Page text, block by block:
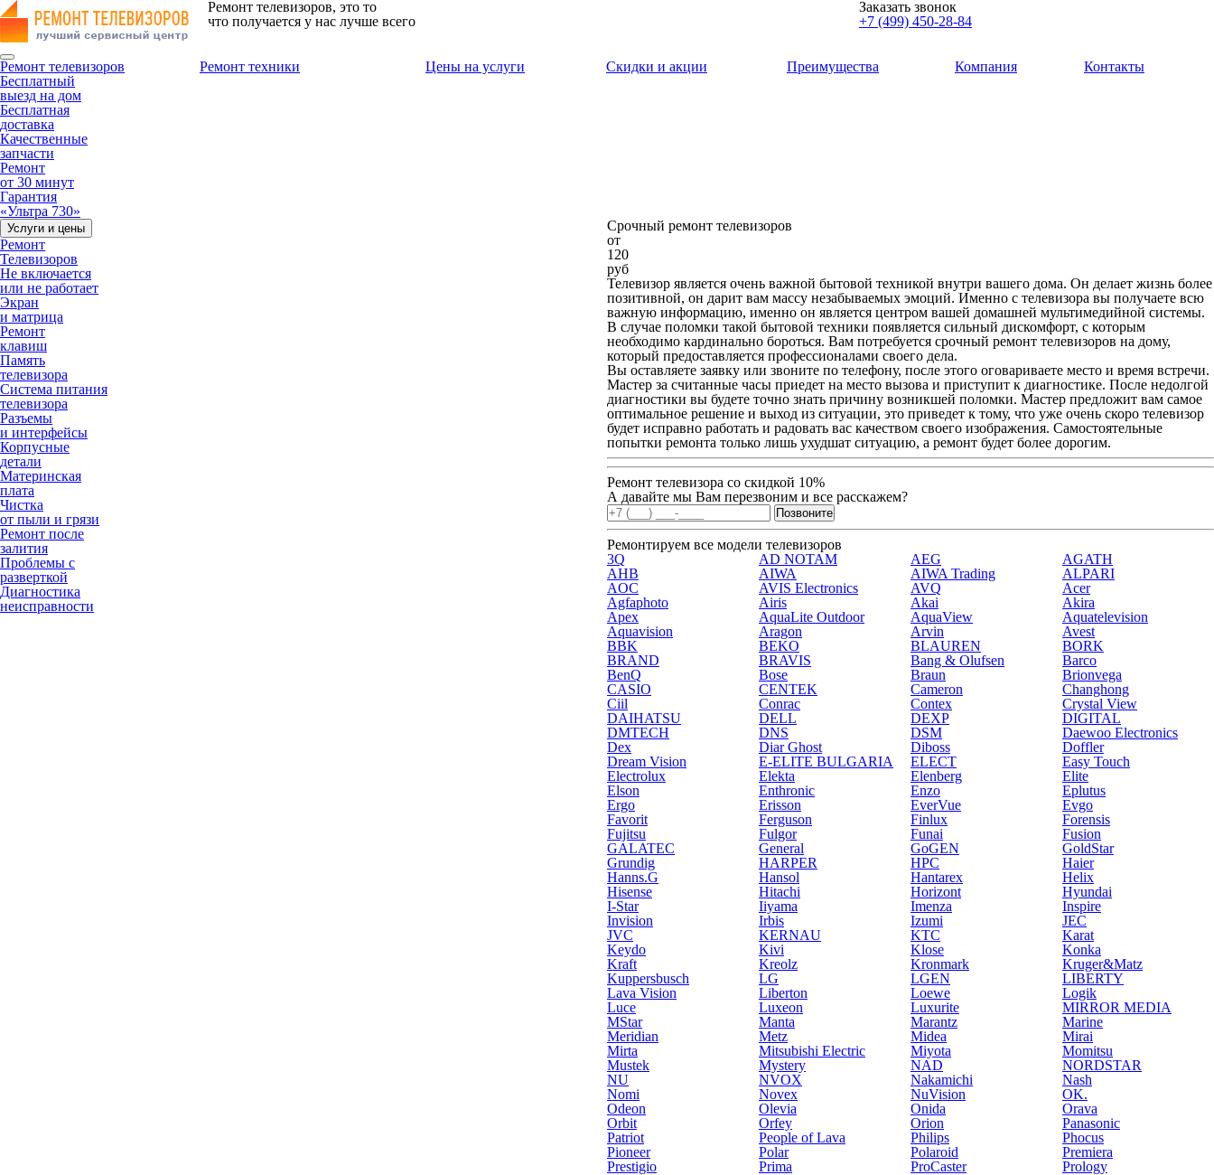
Ремонт телевизоров, это то
что получается у нас лучше всего
Заказать звонок
+7 (499) 450-28-84
Ремонт телевизоров Ремонт техники Цены на услуги Скидки и акции Преимущества Компания
Контакты
Бесплатный
выезд на дом
Бесплатная
доставка
Качественные
запчасти
Ремонт
от 30 минут
Гарантия
«Ультра 730»
Услуги и цены
Ремонт
Телевизоров
Не включается
или не работает
Экран
и матрица
Ремонт
клавиш
Память
телевизора
Система питания
телевизора
Разъемы
и интерфейсы
Корпусные
детали
Материнская
плата
Чистка
от пыли и грязи
Ремонт после
залития
Проблемы с
разверткой
Диагностика
неисправности
Срочный ремонт телевизоров
от
120
руб
Телевизор является очень важной бытовой техникой внутри вашего дома. Он делает жизнь более
позитивной, он дарит вам массу незабываемых эмоций. Именно с телевизора вы получаете всю
важную информацию, именно он является центром вашей домашней мультимедийной системы.
В случае поломки такой бытовой техники появляется сильный дискомфорт, с которым
необходимо кардинально бороться. Вам потребуется срочный ремонт телевизоров на дому,
который предоставляется профессионалами своего дела.
Вы оставляете заявку или звоните по телефону, после этого оговариваете место и время встречи.
Мастер за считанные часы приедет на место вызова и приступит к диагностике. После недолгой
диагностики вы будете точно знать причину возникшей поломки. Мастер предложит вам самое
оптимальное решение и выход из ситуации, это приведет к тому, что уже очень скоро телевизор
будет исправно работать и радовать вас качеством своего изображения. Самостоятельные
попытки ремонта только лишь ухудшат ситуацию, а ремонт будет более дорогим.
Ремонт телевизора со скидкой 10%
А давайте мы Вам перезвоним и все расскажем?
Ремонтируем все модели телевизоров
3Q
AD NOTAM AEG
AGATH
AHB
AIWA AIWA Trading
ALPARI
AOC
AVIS Electronics AVQ
Acer
Agfaphoto
Airis Akai
Akira
Apex
AquaLite Outdoor AquaView
Aquatelevision
Aquavision
Aragon Arvin
Avest
BBK
BEKO BLAUREN
BORK
BRAND
BRAVIS Bang & Olufsen
Barco
BenQ
Bose Braun
Brionvega
CASIO
CENTEK Cameron
Changhong
Ciil
Conrac Contex
Crystal View
DAIHATSU
DELL DEXP
DIGITAL
DMTECH
DNS DSM
Daewoo Electronics
Dex
Diar Ghost Diboss
Doffler
Dream Vision
E-ELITE BULGARIA ELECT
Easy Touch
Electrolux
Elekta Elenberg
Elite
Elson
Enthronic Enzo
Eplutus
Ergo
Erisson EverVue
Evgo
Favorit
Ferguson Finlux
Forensis
Fujitsu
Fulgor Funai
Fusion
GALATEC
General GoGEN
GoldStar
Grundig
HARPER HPC
Haier
Hanns.G
Hansol Hantarex
Helix
Hisense
Hitachi Horizont
Hyundai
I-Star
Iiyama Imenza
Inspire
Invision
Irbis Izumi
JEC
JVC
KERNAU KTC
Karat
Keydo
Kivi Klose
Konka
Kraft
Kreolz Kronmark
Kruger&Matz
Kuppersbusch
LG LGEN
LIBERTY
Lava Vision
Liberton Loewe
Logik
Luce
Luxeon Luxurite
MIRROR MEDIA
MStar
Manta Marantz
Marine
Meridian
Metz Midea
Mirai
Mirta
Mitsubishi Electric Miyota
Momitsu
Mustek
Mystery NAD
NORDSTAR
NU
NVOX Nakamichi
Nash
Nomi
Novex NuVision
OK.
Odeon
Olevia Onida
Orava
Orbit
Orfey Orion
Panasonic
Patriot
People of Lava Philips
Phocus
Pioneer
Polar Polaroid
Premiera
Prestigio
Prima ProCaster
Prology